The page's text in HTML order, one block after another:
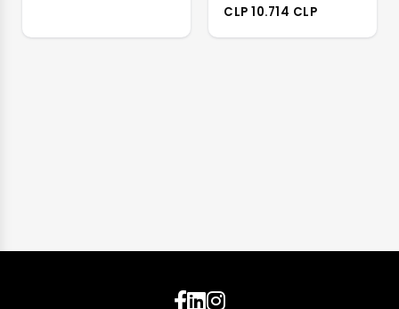
CLP 10.714 CLP